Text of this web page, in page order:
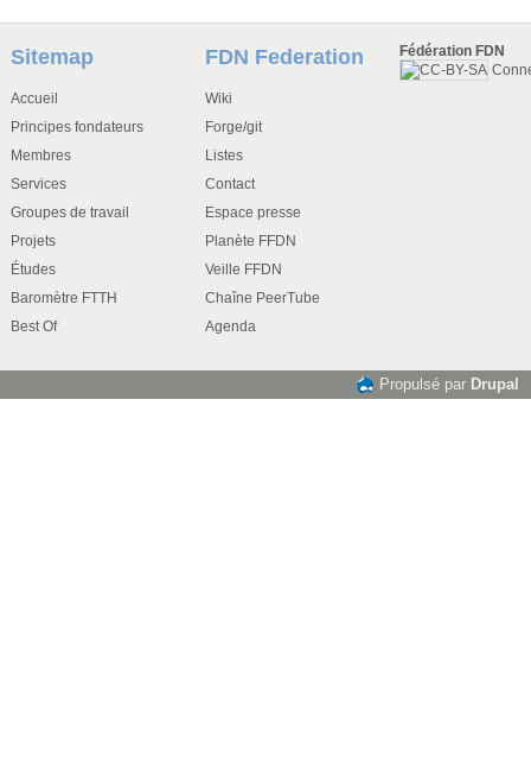
Sitemap
Accueil
Principes fondateurs
Membres
Services
Groupes de travail
Projets
Études
Baromètre FTTH
Best Of
FDN Federation
Wiki
Forge/git
Listes
Contact
Espace presse
Planète FFDN
Veille FFDN
Chaîne PeerTube
Agenda
Fédération FDN
Propulsé par Drupal